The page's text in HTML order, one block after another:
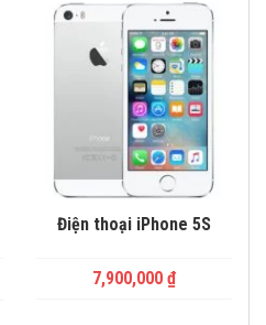
Điện thoại iPhone 5S
7,900,000 ₫